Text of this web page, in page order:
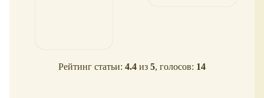
Рейтинг статьи: 4.4 из 5, голосов: 14